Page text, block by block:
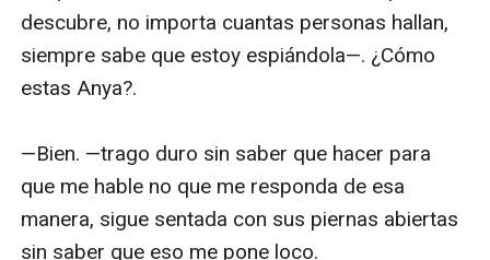
descubre, no importa cuantas personas hallan,
siempre sabe que estoy espiándola—. ¿Cómo
estas Anya?.
—Bien. —trago duro sin saber que hacer para
que me hable no que me responda de esa
manera, sigue sentada con sus piernas abiertas
sin saber que eso me pone loco.